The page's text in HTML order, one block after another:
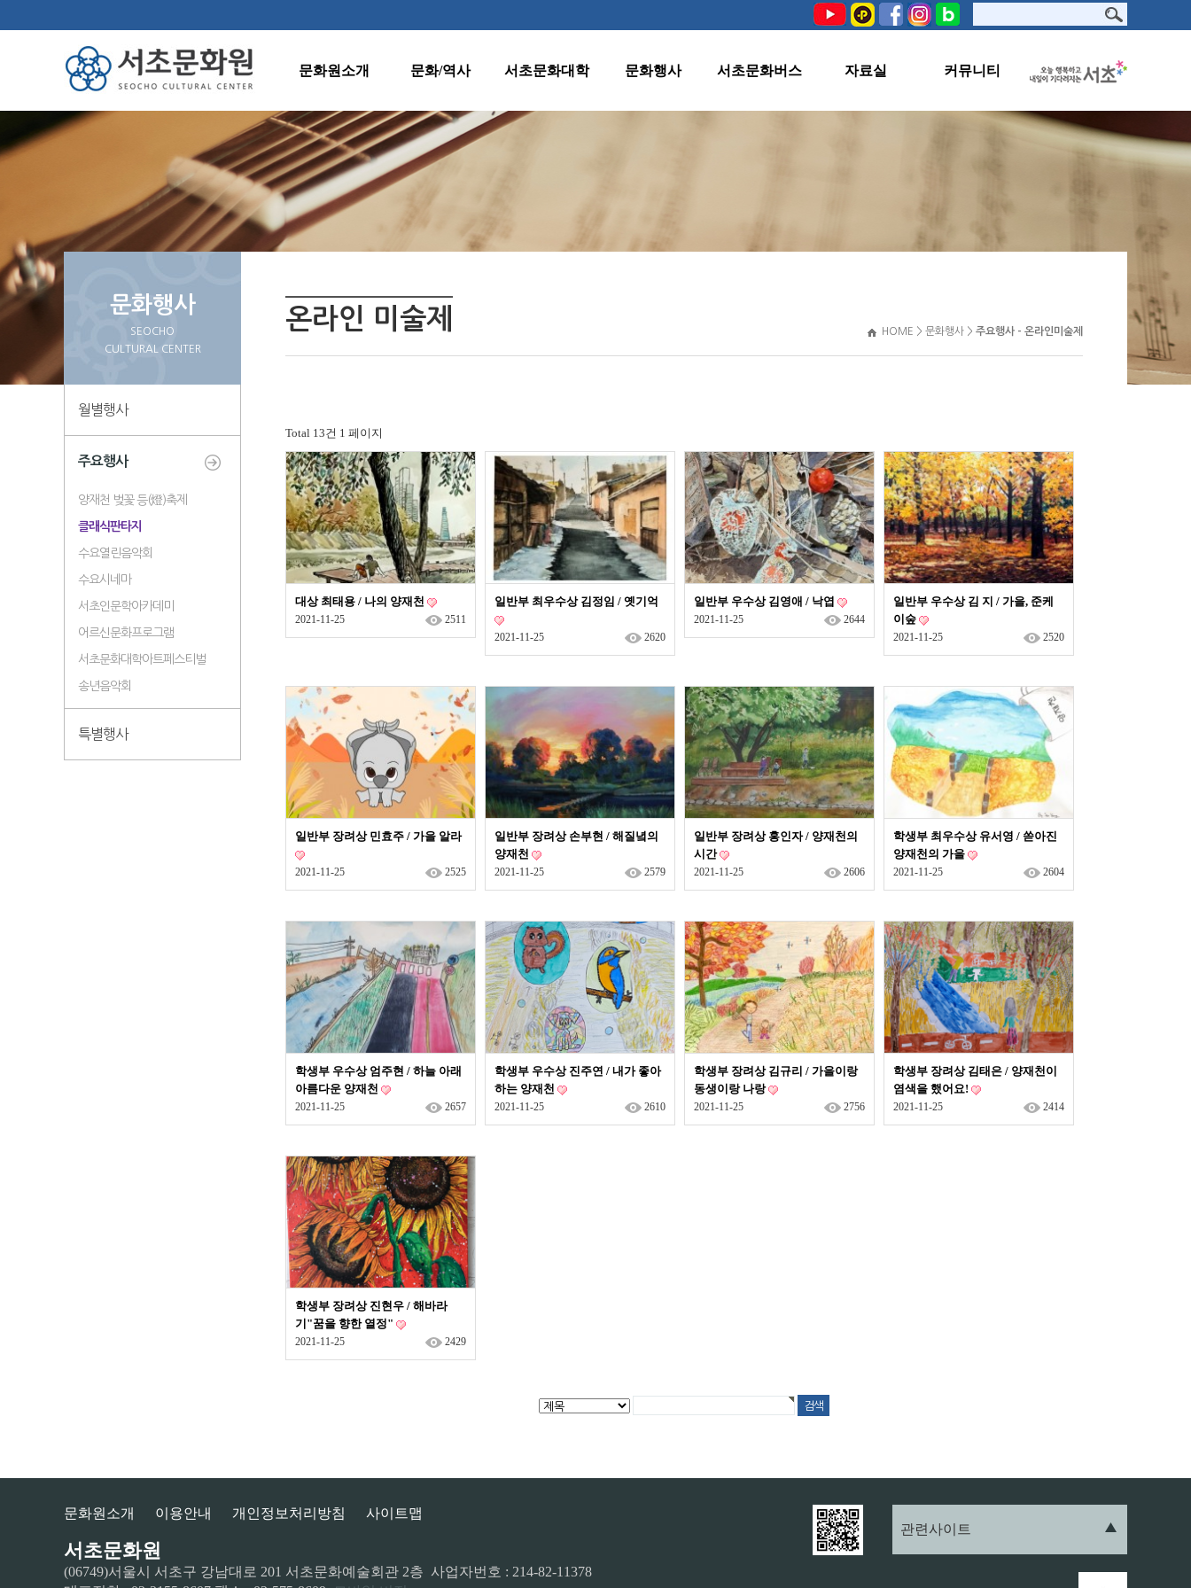
문화원소개
인사말
연혁
조직도
주요사업
오시는길
문화/역사
역사
지명
문화유산
서초명소
문화자료실
서초문화대학
운영규정
문화행사 서초문화버스
3호차(방배·
자료실 커뮤니티
문화행사
SEOCHO
CULTURAL CENTER
온라인 미술제 HOME > 문화행사 > 주요행사 - 온라인미술제
월별행사
주요행사
양재천 벚꽃 등(燈)축제
클래식판타지
수요열린음악회
수요시네마
서초인문학아카데미
어르신문화프로그램
서초문화대학아트페스티벌
송년음악회
특별행사
Total 13건 1 페이지
대상 최태용 / 나의 양재천
2021-11-25 2511
일반부 최우수상 김정임 / 옛기억
2021-11-25 2620
일반부 우수상 김영애 / 낙엽
2021-11-25 2644
일반부 우수상 김 지 / 가을, 준케
이숲
2021-11-25 2520
일반부 장려상 민효주 / 가을 알라
2021-11-25 2525
일반부 장려상 손부현 / 해질녘의
양재천
2021-11-25 2579
일반부 장려상 홍인자 / 양재천의
시간
2021-11-25 2606
학생부 최우수상 유서영 / 쏟아진
양재천의 가을
2021-11-25 2604
학생부 우수상 엄주현 / 하늘 아래
아름다운 양재천
2021-11-25 2657
학생부 우수상 진주연 / 내가 좋아
하는 양재천
2021-11-25 2610
학생부 장려상 김규리 / 가을이랑
동생이랑 나랑
2021-11-25 2756
학생부 장려상 김태은 / 양재천이
염색을 했어요!
2021-11-25 2414
학생부 장려상 진현우 / 해바라
기"꿈을 향한 열정"
2021-11-25 2429
문화원소개 이용안내 개인정보처리방침 사이트맵
서초문화원
(06749)서울시 서초구 강남대로 201 서초문화예술회관 2층 사업자번호 : 214-82-11378
관련사이트